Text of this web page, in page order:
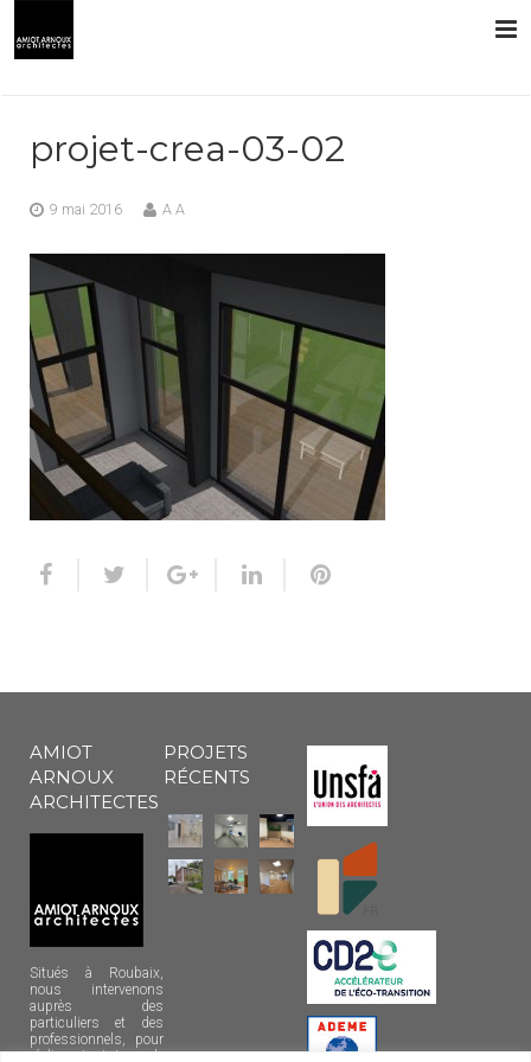
PRESTATIONS
CONTACT
projet-crea-03-02
9 mai 2016 A A
AMIOT
ARNOUX
ARCHITECTES
Situés à Roubaix,
nous intervenons
auprès des
particuliers et des
professionnels, pour
réaliser tout type de
PROJETS
RÉCENTS